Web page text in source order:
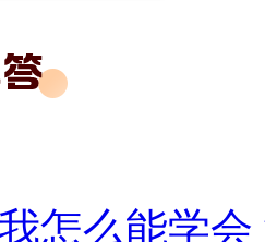
怎么能学会